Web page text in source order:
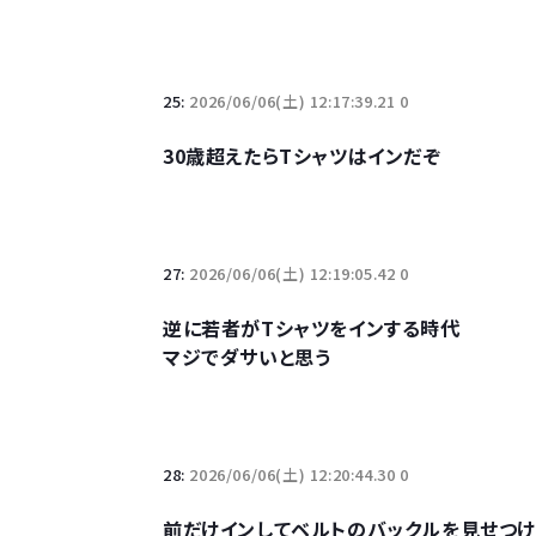
25: 2026/06/06(土) 12:17:39.21 0
30歳超えたらTシャツはインだぞ
27: 2026/06/06(土) 12:19:05.42 0
逆に若者がTシャツをインする時代
マジでダサいと思う
28: 2026/06/06(土) 12:20:44.30 0
前だけインしてベルトのバックルを見せつ